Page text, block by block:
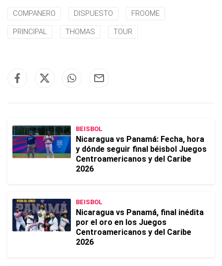
COMPANERO DISPUESTO FROOME
PRINCIPAL THOMAS TOUR
BEISBOL
Nicaragua vs Panamá: Fecha, hora
y dónde seguir final béisbol Juegos
Centroamericanos y del Caribe
2026
BEISBOL
Nicaragua vs Panamá, final inédita
por el oro en los Juegos
Centroamericanos y del Caribe
2026